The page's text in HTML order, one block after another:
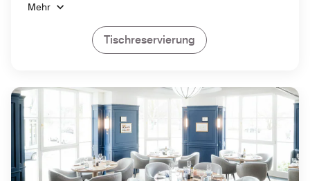
Mehr
Tischreservierung